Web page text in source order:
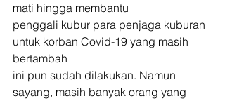
mati hingga membantu
penggali kubur para penjaga kuburan
untuk korban Covid-19 yang masih
bertambah
ini pun sudah dilakukan. Namun
sayang, masih banyak orang yang